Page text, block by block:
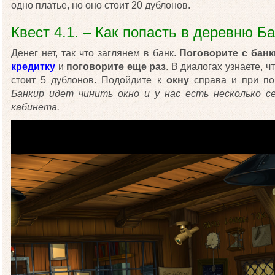
одно платье, но оно стоит 20 дублонов.
Квест 4.1. – Как попасть в деревню
Денег нет, так что заглянем в банк. Поговорите с
кредитку и поговорите еще раз. В диалогах узнаете,
стоит 5 дублонов. Подойдите к окнусправа и при
Банкир идет чинить окно и у нас есть несколько
кабинета.